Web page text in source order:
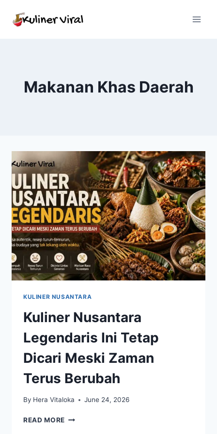
Makanan Khas Daerah
KULINER NUSANTARA
Kuliner Nusantara
Legendaris Ini Tetap
Dicari Meski Zaman
Terus Berubah
By Hera Vitaloka June 24, 2026
READ MORE KULINER